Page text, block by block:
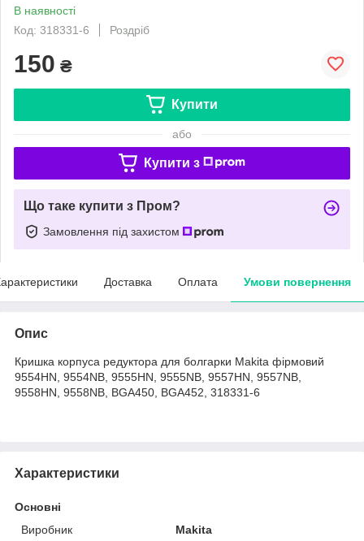
В наявності
Код: 318331-6
Роздріб
150 ₴
Купити
або
Купити з
Що таке купити з Пром?
Замовлення під захистом
Доставка Оплата Умови повернення
Опис
Кришка корпуса редуктора для болгарки Makita фірмовий
9554HN, 9554NB, 9555HN, 9555NB, 9557HN, 9557NB,
9558HN, 9558NB, BGA450, BGA452, 318331-6
Характеристики
Основні
Виробник
Makita